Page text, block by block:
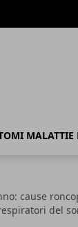
MALATTIE
cause
del